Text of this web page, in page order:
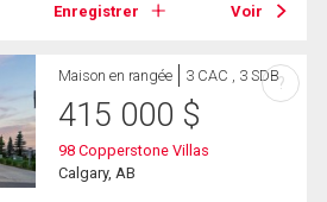
Enregistrer Voir
Maison en rangée 3 CAC , 3 SDB
415 000 $
98 Copperstone Villas
Calgary, AB
?